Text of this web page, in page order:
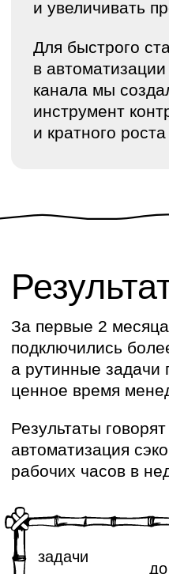
документов, ссылок и записи
в одном месте. Это реально
рабочие процессы и избавляет
от лишней рутины»
Анна Граненкова
Частный брокер
вызовы
Генерация
Задача для нас была
нетривиальной —
этом гибкий инструмент
В результате нам
автоматизировать
сотрудников и конечных
пользователей системы.